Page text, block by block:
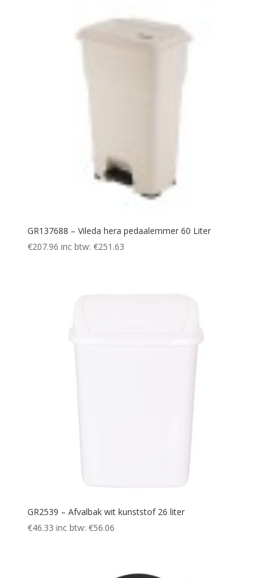
GR137688 – Vileda hera pedaalemmer 60 Liter
€207.96 inc btw: €251.63
GR2539 – Afvalbak wit kunststof 26 liter
€46.33 inc btw: €56.06